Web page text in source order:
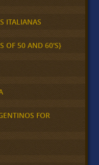
ITALIANAS
OF 50 AND 60'S}
FOR